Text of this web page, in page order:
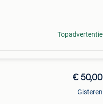
Topadvertentie
€ 50,00
Gisteren